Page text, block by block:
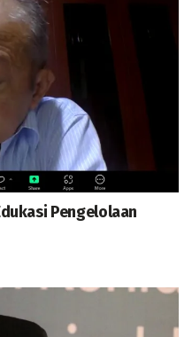
Pengelolaan